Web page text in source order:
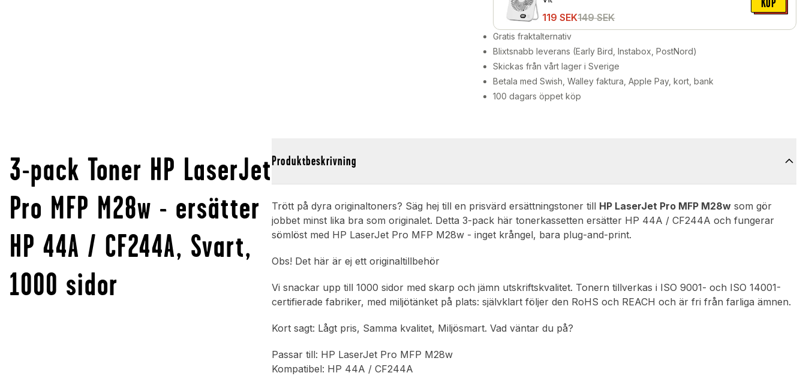
119 SEK149 SEK
KÖP
Gratis fraktalternativ
Blixtsnabb leverans (Early Bird, Instabox, PostNord)
Skickas från vårt lager i Sverige
Betala med Swish, Walley faktura, Apple Pay, kort, bank
100 dagars öppet köp
3-pack Toner HP LaserJet
Pro MFP M28w - ersätter
HP 44A / CF244A, Svart,
1000 sidor
Produktbeskrivning
Trött på dyra originaltoners? Säg hej till en prisvärd ersättningstoner till HP LaserJet Pro MFP M28w som gör
jobbet minst lika bra som originalet. Detta 3-pack här tonerkassetten ersätter HP 44A / CF244A och fungerar
sömlöst med HP LaserJet Pro MFP M28w - inget krångel, bara plug-and-print.
Obs! Det här är ej ett originaltillbehör
Vi snackar upp till 1000 sidor med skarp och jämn utskriftskvalitet. Tonern tillverkas i ISO 9001- och ISO 14001-
certifierade fabriker, med miljötänket på plats: självklart följer den RoHS och REACH och är fri från farliga ämnen.
Kort sagt: Lågt pris, Samma kvalitet, Miljösmart. Vad väntar du på?
Passar till: HP LaserJet Pro MFP M28w
Kompatibel: HP 44A / CF244A